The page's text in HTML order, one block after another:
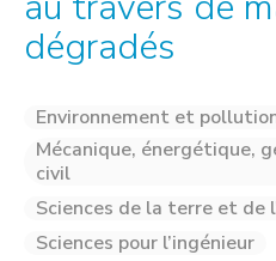
dégradés
Environnement et
Mécanique, énergétique,
civil
Sciences de la terre et de
Sciences pour l’ingénieur